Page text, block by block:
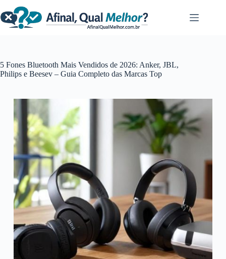
para
o
conteúdo
5 Fones Bluetooth Mais Vendidos de 2026: Anker, JBL,
Philips e Beesev – Guia Completo das Marcas Top